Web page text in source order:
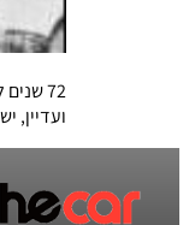
72 שנים לאחר נפילת השלטון הנאצי וסיומה של התקופה החשוכה ביותר בתולדות האנושות, מזכרות נאציות נמכרות באופן חופשי ברשת וכמעט אף אחד לא מחרים את תוצרת גרמניה.
ועדיין,